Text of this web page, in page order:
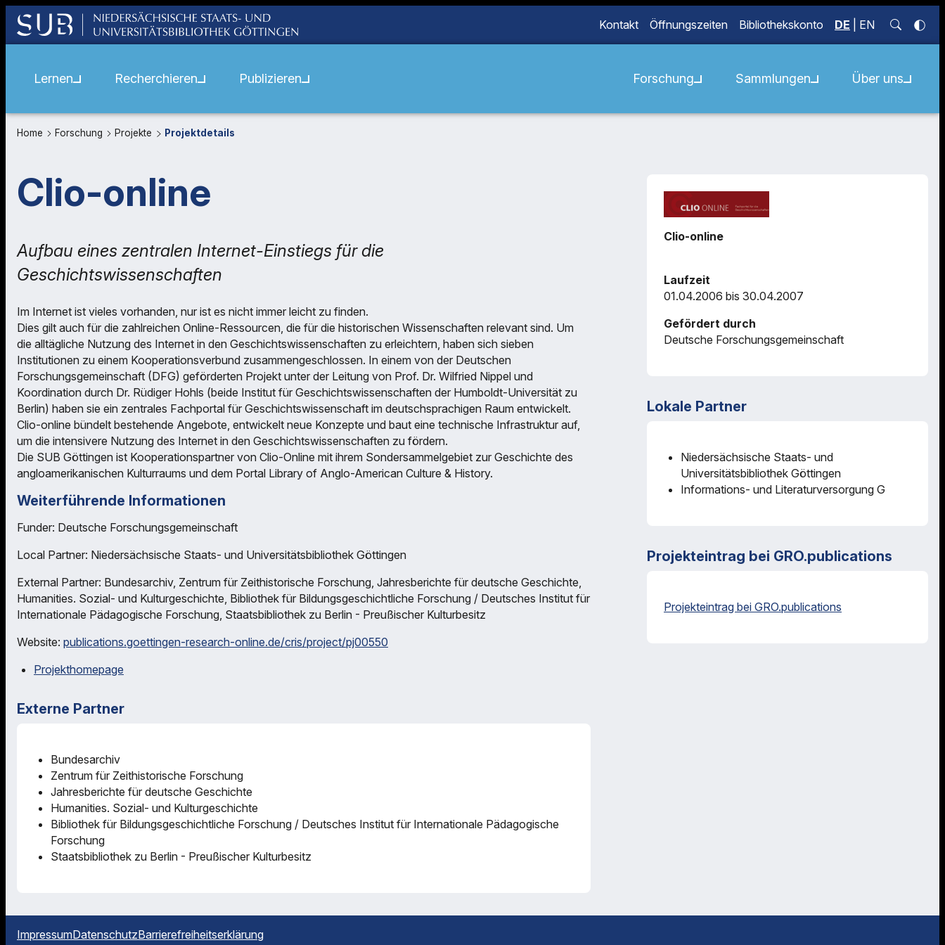
Kontakt Öffnungszeiten Bibliothekskonto DE EN
Lernen Recherchieren Publizieren Forschung Sammlungen Über uns
Home Forschung Projekte Projektdetails
Clio-online
Aufbau eines zentralen Internet-Einstiegs für die
Geschichtswissenschaften
Im Internet ist vieles vorhanden, nur ist es nicht immer leicht zu finden.
Dies gilt auch für die zahlreichen Online-Ressourcen, die für die historischen Wissenschaften relevant sind. Um
die alltägliche Nutzung des Internet in den Geschichtswissenschaften zu erleichtern, haben sich sieben
Institutionen zu einem Kooperationsverbund zusammengeschlossen. In einem von der Deutschen
Forschungsgemeinschaft (DFG) geförderten Projekt unter der Leitung von Prof. Dr. Wilfried Nippel und
Koordination durch Dr. Rüdiger Hohls (beide Institut für Geschichtswissenschaften der Humboldt-Universität zu
Berlin) haben sie ein zentrales Fachportal für Geschichtswissenschaft im deutschsprachigen Raum entwickelt.
Clio-online bündelt bestehende Angebote, entwickelt neue Konzepte und baut eine technische Infrastruktur auf,
um die intensivere Nutzung des Internet in den Geschichtswissenschaften zu fördern.
Die SUB Göttingen ist Kooperationspartner von Clio-Online mit ihrem Sondersammelgebiet zur Geschichte des
angloamerikanischen Kulturraums und dem Portal Library of Anglo-American Culture & History.
Weiterführende Informationen
Funder: Deutsche Forschungsgemeinschaft
Local Partner: Niedersächsische Staats- und Universitätsbibliothek Göttingen
External Partner: Bundesarchiv, Zentrum für Zeithistorische Forschung, Jahresberichte für deutsche Geschichte,
Humanities. Sozial- und Kulturgeschichte, Bibliothek für Bildungsgeschichtliche Forschung / Deutsches Institut für
Internationale Pädagogische Forschung, Staatsbibliothek zu Berlin - Preußischer Kulturbesitz
Website: publications.goettingen-research-online.de/cris/project/pj00550
Projekthomepage
Externe Partner
Bundesarchiv
Zentrum für Zeithistorische Forschung
Jahresberichte für deutsche Geschichte
Humanities. Sozial- und Kulturgeschichte
Bibliothek für Bildungsgeschichtliche Forschung / Deutsches Institut für Internationale Pädagogische
Forschung
Staatsbibliothek zu Berlin - Preußischer Kulturbesitz
Clio-online
Laufzeit
01.04.2006 bis 30.04.2007
Gefördert durch
Deutsche Forschungsgemeinschaft
Lokale Partner
Niedersächsische Staats- und
Universitätsbibliothek Göttingen
Informations- und Literaturversorgung G
Projekteintrag bei GRO.publications
Projekteintrag bei GRO.publications
ImpressumDatenschutzBarrierefreiheitserklärung